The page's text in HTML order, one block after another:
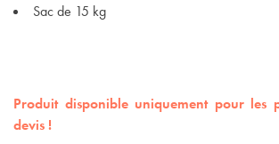
Sac de 15 kg
Produit disponible uniquement pour les
devis !